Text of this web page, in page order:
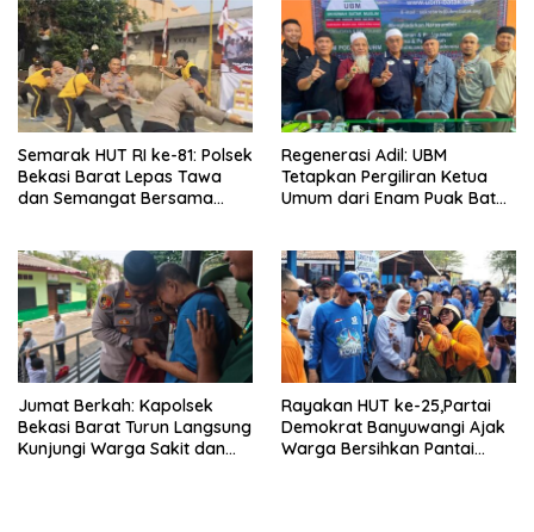
Anggota Kelompok Ahli
Pemkab
Semarak HUT RI ke-81: Polsek
Bekasi Barat Lepas Tawa
dan Semangat Bersama
Regenerasi Adil: UBM
Tetapkan Pergiliran Ketua
Umum dari Enam Puak Batak
Jumat Berkah: Kapolsek
Bekasi Barat Turun Langsung
Kunjungi Warga Sakit dan
Rayakan HUT ke-25,Partai
Demokrat Banyuwangi Ajak
Warga Bersihkan Pantai